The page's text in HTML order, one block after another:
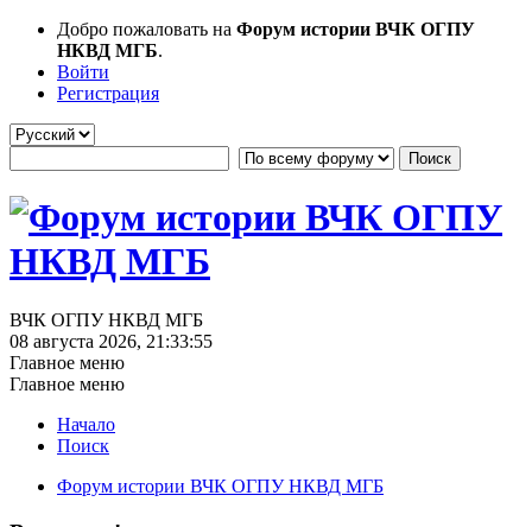
Добро пожаловать на Форум истории ВЧК ОГПУ
НКВД МГБ.
Войти
Регистрация
ВЧК ОГПУ НКВД МГБ
08 августа 2026, 21:33:55
Главное меню
Главное меню
Начало
Поиск
Форум истории ВЧК ОГПУ НКВД МГБ